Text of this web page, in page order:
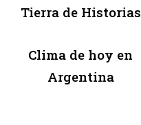
Tierra de Historias
Clima de hoy en
Argentina